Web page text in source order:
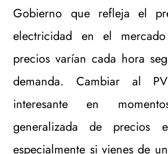
Gobierno que refleja el
electricidad en el
precios varían cada hora
demanda. Cambiar al
interesante en
generalizada de precios
especialmente si vienes de